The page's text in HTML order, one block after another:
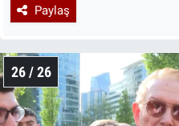
Paylaş
26 / 26